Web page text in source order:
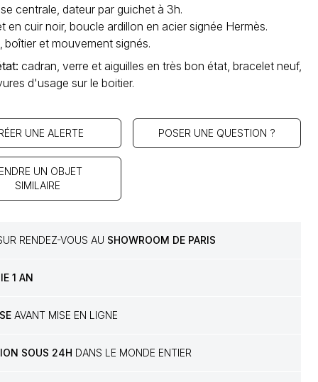
centrale, dateur par guichet à 3h.
en cuir noir, boucle ardillon en acier signée Hermès.
boîtier et mouvement signés.
:cadran, verre et aiguilles en très bon état, bracelet neuf,
d'usage sur le boitier.
UNE ALERTE POSER UNE QUESTION ?
UN OBJET
SIMILAIRE
RENDEZ-VOUS AU SHOWROOM DE PARIS
1 AN
AVANT MISE EN LIGNE
SOUS 24H DANS LE MONDE ENTIER